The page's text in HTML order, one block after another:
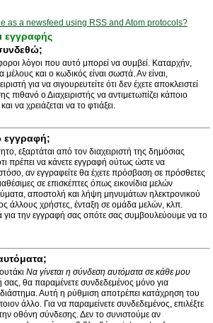
as a newsfeed using RSS and Atom protocols?
εγγραφής
λόγοι που αυτό μπορεί να συμβεί. Καταρχήν,
μέλους και ο κωδικός είναι σωστά. Αν είναι,
για να σιγουρευτείτε ότι δεν έχετε αποκλειστεί
πιθανό ο Διαχειριστής να αντιμετωπίζει κάποιο
να χρειάζεται να το φτιάξει.
εγγραφή;
εξαρτάται από τον διαχειριστή της δημόσιας
πρέπει να κάνετε εγγραφή ούτως ώστε να
αν εγγραφείτε θα έχετε πρόσβαση σε πρόσθετες
σε επισκέπτες όπως εικονίδια μελών
αποστολή και λήψη μηνυμάτων ηλεκτρονικού
άλλους χρήστες, ένταξη σε ομάδα μελών, κλπ.
για την εγγραφή σας οπότε σας συμβουλεύουμε να το
Να γίνεται η σύνδεση αυτόματα σε κάθε μου
σας, θα παραμένετε συνδεδεμένος μόνο για
Αυτή η ρύθμιση αποτρέπει κατάχρηση του
άλλο. Για να παραμείνετε συνδεδεμένος, επιλέξτε
οθόνη σύνδεσης. Δεν το συνιστούμε αν